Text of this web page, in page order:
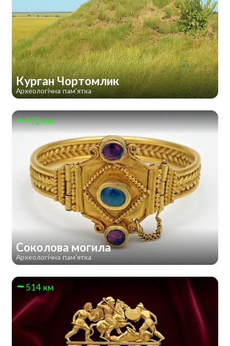
Курган Чортомлик
Археологічна пам'ятка
472 км
Соколова могила
Археологічна пам'ятка
514 км